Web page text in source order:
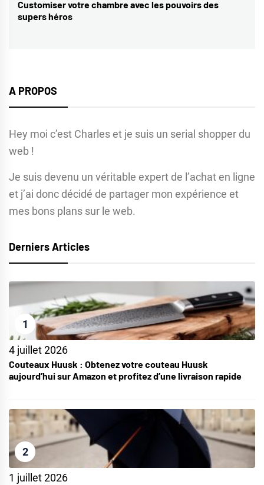
Next
post:
Customiser votre chambre avec les pouvoirs des
supers héros
A PROPOS
Hey moi c’est Charles et je suis un serial shopper du
web !
Je suis devenu un véritable expert de l’achat en ligne
et j’ai donc décidé de partager mon expérience et
mes bons plans sur le web.
Derniers Articles
1
4 juillet 2026
Couteaux Huusk : Obtenez votre couteau Huusk
aujourd’hui sur Amazon et profitez d’une livraison rapide
2
1 juillet 2026